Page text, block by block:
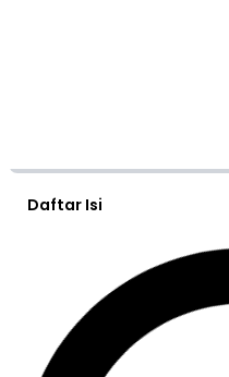
Daftar Isi